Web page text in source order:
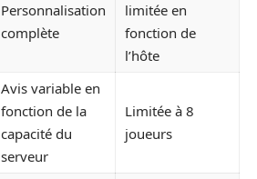
Personnalisation
complète
limitée en
fonction de
l’hôte
Avis variable en
fonction de la
capacité du
serveur
Limitée à 8
joueurs